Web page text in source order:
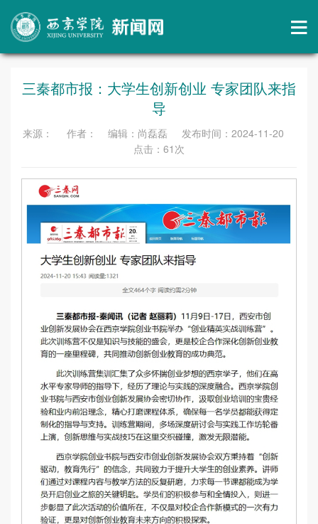
三秦都市报：大学生创新创业 专家团队来指
导
来源： 作者： 编辑：尚磊磊 发布时间：2024-11-20
点击： 61 次